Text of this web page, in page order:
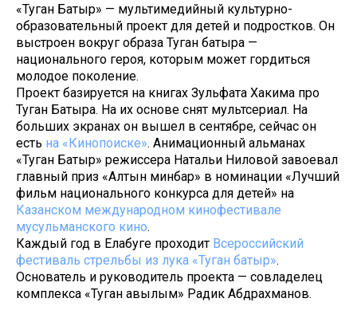
«Туган Батыр» — мультимедийный культурно-
образовательный проект для детей и подростков. Он
выстроен вокруг образа Туган батыра —
национального героя, которым может гордиться
молодое поколение.
Проект базируется на книгах Зульфата Хакима про
Туган Батыра. На их основе снят мультсериал. На
больших экранах он вышел в сентябре, сейчас он
есть на «Кинопоиске». Анимационный альманах
«Туган Батыр» режиссера Натальи Ниловой завоевал
главный приз «Алтын минбар» в номинации «Лучший
фильм национального конкурса для детей» на
Казанском международном кинофестивале
мусульманского кино.
Каждый год в Елабуге проходит Всероссийский
фестиваль стрельбы из лука «Туган батыр».
Основатель и руководитель проекта — совладелец
комплекса «Туган авылым» Радик Абдрахманов.